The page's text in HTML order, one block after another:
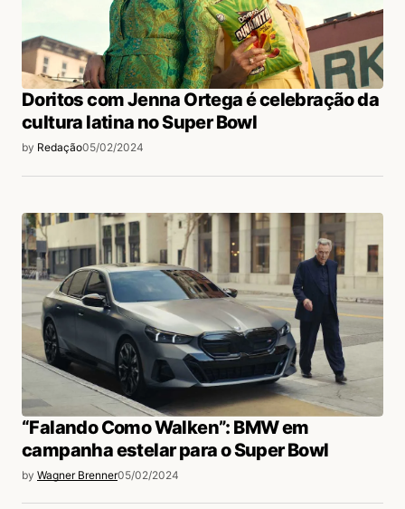
Doritos com Jenna Ortega é celebração da
cultura latina no Super Bowl
by Redação05/02/2024
“Falando Como Walken”: BMW em
campanha estelar para o Super Bowl
by Wagner Brenner05/02/2024